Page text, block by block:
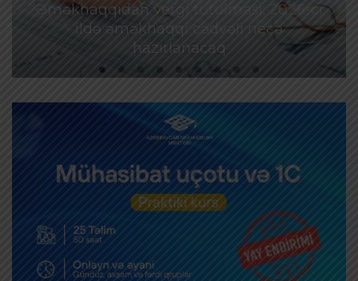
Əməkhaqqıdan vergi tutulması: 2026-cı
ildə əməkhaqqı cədvəli necə
hazırlanacaq